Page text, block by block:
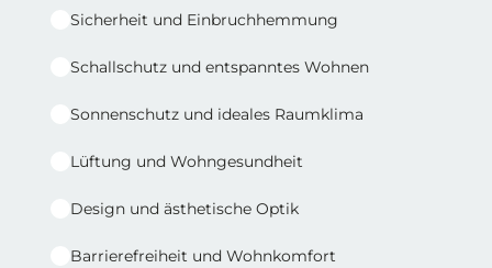
Sicherheit und Einbruchhemmung
Schallschutz und entspanntes Wohnen
Sonnenschutz und ideales Raumklima
Lüftung und Wohngesundheit
Design und ästhetische Optik
Barrierefreiheit und Wohnkomfort